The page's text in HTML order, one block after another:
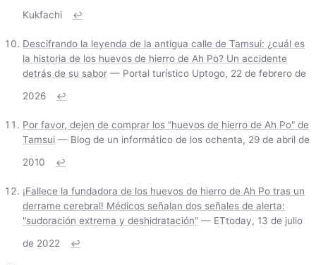
Kukfachi
↩
Descifrando la leyenda de la antigua calle de Tamsui: ¿cuál es
la historia de los huevos de hierro de Ah Po? Un accidente
detrás de su sabor — Portal turístico Uptogo, 22 de febrero de
2026
↩
Por favor, dejen de comprar los "huevos de hierro de Ah Po" de
Tamsui — Blog de un informático de los ochenta, 29 de abril de
2010
↩
¡Fallece la fundadora de los huevos de hierro de Ah Po tras un
derrame cerebral! Médicos señalan dos señales de alerta:
"sudoración extrema y deshidratación" — ETtoday, 13 de julio
de 2022
↩